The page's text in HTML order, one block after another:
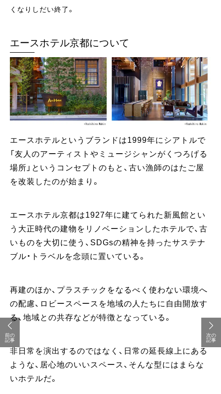
くなりしだい終了。
エースホテル京都について
エースホテルというブランドは1999年にシアトルで
「友人のアーティストやミュージシャンがくつろげる
場所」というコンセプトのもと、古い漁師のはたご屋
を改装したのが始まり。
エースホテル京都は1927年に建てられた新風館とい
う大正時代の建物をリノベーションしたホテルで、古
いものを大切に使う、SDGsの精神を持ったサステナ
ブル・トラベルを念頭に置いている。
再建のほか、プラスチックをなるべく使わない環境へ
の配慮、ロビースペースを地域の人たちに自由開放す
る、地域との共存などが特徴となっている。
非日常を演出するのではなく、日常の延長線上にある
ような、居心地のいいスペース、そんな型にはまらな
いホテルだ。
前の
記事
次の
記事